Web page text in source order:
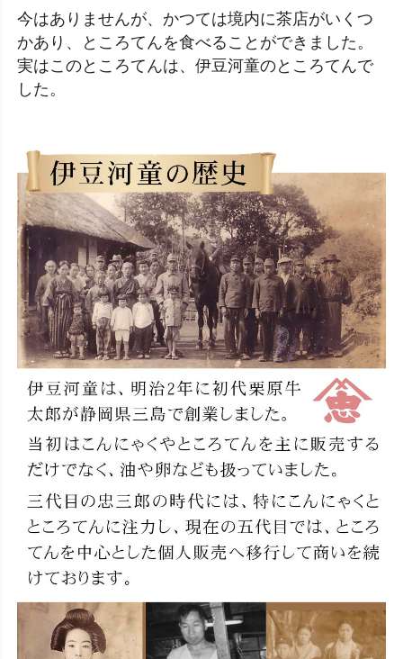
今はありませんが、かつては境内に茶店がいくつ
かあり、ところてんを食べることができました。
実はこのところてんは、伊豆河童のところてんで
した。